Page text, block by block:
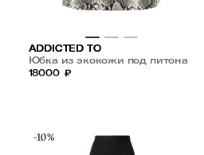
ADDICTED TO
Юбка из экокожи под питона
18000 ₽
-10%